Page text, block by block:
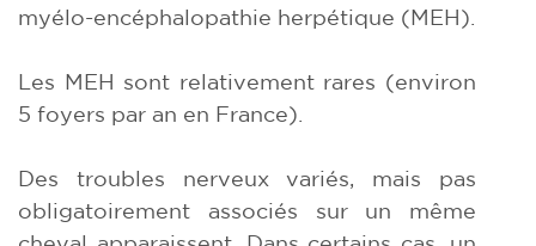
myélo-encéphalopathie herpétique (MEH).
Les MEH sont relativement rares (environ
5 foyers par an en France).
Des troubles nerveux variés, mais pas
obligatoirement associés sur un même